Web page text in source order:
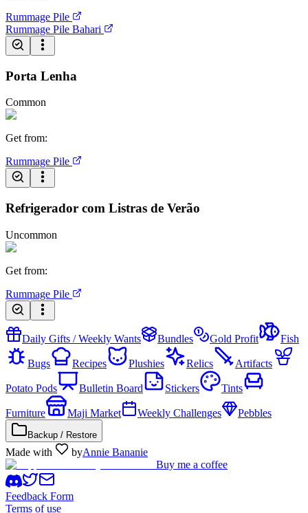
Rummage Pile
Rummage Pile Bahari
Porta Lenha
Common
Get from:
Rummage Pile
Refrigerador com Listras de Verão
Uncommon
Get from:
Rummage Pile
Daily Gifts / Weekly Wants Bundles Gold Profit Fish
Bugs Recipes Plushies Relics Artifacts
Potato Pods Bulletin Board Stickers Tints
Furniture Maji Market Weekly Challenges Pebbles
Backup / Restore
Made with byAnnie Bananie
Buy me a coffee
Feedback Form
Terms of use